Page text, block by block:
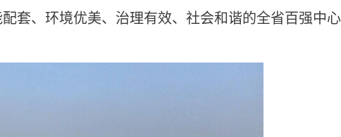
套、环境优美、治理有效、社会和谐的全省百强中心